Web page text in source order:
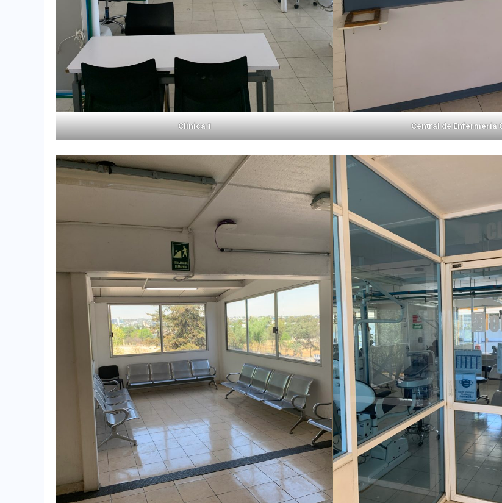
Clínica 1 Central de Enfermería